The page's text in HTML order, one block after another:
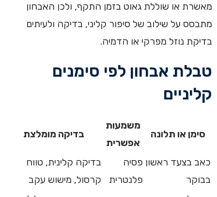
מאשרת או שוללת גאוט בזמן התקף, ולכן האבחון
מתבסס על שילוב של סיפור קליני, בדיקה ולעיתים
בדיקת נוזל מפרקי או הדמיה.
טבלת אבחון לפי סימנים
קליניים
סימן או תלונה
משמעות
אפשרית
בדיקה מומלצת
כאב בצעד ראשון
בבוקר
פסיה
פלנטרית
בדיקה קלינית, טווח
קרסול, מישוש עקב